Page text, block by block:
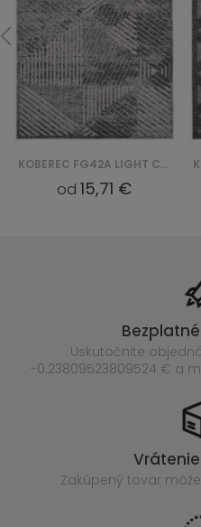
KOBEREC FG42A LIGHT CANSAS FOW - SZARY
od15,71 €
Uskutočnite
-0.23809523809524 € a
Zakúpený tovar